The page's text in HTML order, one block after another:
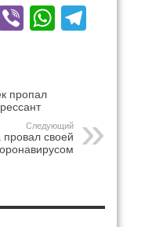
Twitter
Viber
пропал
Следующий
своей